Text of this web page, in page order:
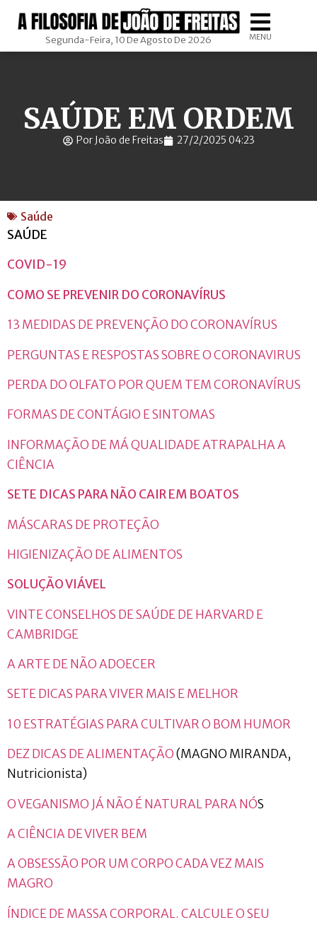
Segunda-Feira, 10 De Agosto De 2026 MENU
SAÚDE EM ORDEM
Por João de Freitas 27/2/2025 04:23
Saúde
SAÚDE
COVID-19
COMO SE PREVENIR DO CORONAVÍRUS
13 MEDIDAS DE PREVENÇÃO DO CORONAVÍRUS
PERGUNTAS E RESPOSTAS SOBRE O CORONAVIRUS
PERDA DO OLFATO POR QUEM TEM CORONAVÍRUS
FORMAS DE CONTÁGIO E SINTOMAS
INFORMAÇÃO DE MÁ QUALIDADE ATRAPALHA A
CIÊNCIA
SETE DICAS PARA NÃO CAIR EM BOATOS
MÁSCARAS DE PROTEÇÃO
HIGIENIZAÇÃO DE ALIMENTOS
SOLUÇÃO VIÁVEL
VINTE CONSELHOS DE SAÚDE DE HARVARD E
CAMBRIDGE
A ARTE DE NÃO ADOECER
SETE DICAS PARA VIVER MAIS E MELHOR
10 ESTRATÉGIAS PARA CULTIVAR O BOM HUMOR
DEZ DICAS DE ALIMENTAÇÃO(MAGNO MIRANDA,
Nutricionista)
O VEGANISMO JÁ NÃO É NATURAL PARA NÓS
A CIÊNCIA DE VIVER BEM
A OBSESSÃO POR UM CORPO CADA VEZ MAIS
MAGRO
ÍNDICE DE MASSA CORPORAL. CALCULE O SEU